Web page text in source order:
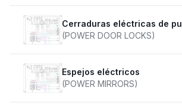
Cerraduras eléctricas de puertas
(POWER DOOR LOCKS)
Espejos eléctricos
(POWER MIRRORS)